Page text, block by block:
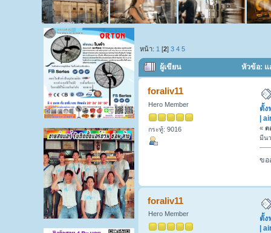
หน้า: 1 [2]3 4 5
ผู้เขียน หัวข้อ: แ
ปริมณฑล | air-ban (อ่าน 884 ครั้ง)
foraliv11
Hero Member
กระทู้: 9016
ตั้ง
|
« ต
มีน
ขอ
foraliv11
Hero Member
ตั้ง
|